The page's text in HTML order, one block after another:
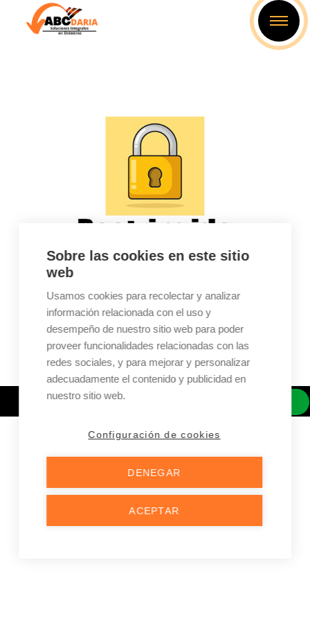
Sobre las cookies en este sitio
web
Usamos cookies para recolectar y analizar
información relacionada con el uso y
desempeño de nuestro sitio web para poder
proveer funcionalidades relacionadas con las
redes sociales, y para mejorar y personalizar
adecuadamente el contenido y publicidad en
nuestro sitio web.
Configuración de cookies
DENEGAR
ACEPTAR
No tienes Autorización!!!
Área Solo Para Administradores
Ir a la Página de Inicio